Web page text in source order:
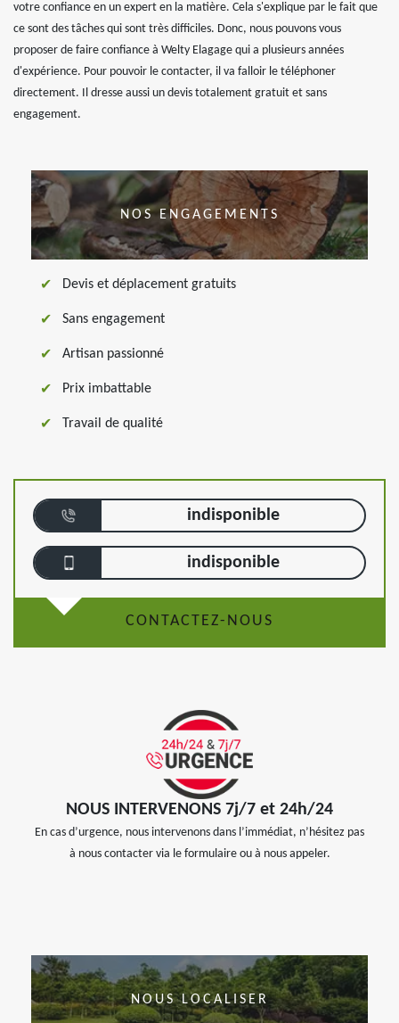
votre confiance en un expert en la matière. Cela s'explique par le fait que
ce sont des tâches qui sont très difficiles. Donc, nous pouvons vous
proposer de faire confiance à Welty Elagage qui a plusieurs années
d'expérience. Pour pouvoir le contacter, il va falloir le téléphoner
directement. Il dresse aussi un devis totalement gratuit et sans
engagement.
NOS ENGAGEMENTS
Devis et déplacement gratuits
Sans engagement
Artisan passionné
Prix imbattable
Travail de qualité
indisponible
indisponible
CONTACTEZ-NOUS
NOUS INTERVENONS 7j/7 et 24h/24
En cas d’urgence, nous intervenons dans l’immédiat, n’hésitez pas
à nous contacter via le formulaire ou à nous appeler.
NOUS LOCALISER